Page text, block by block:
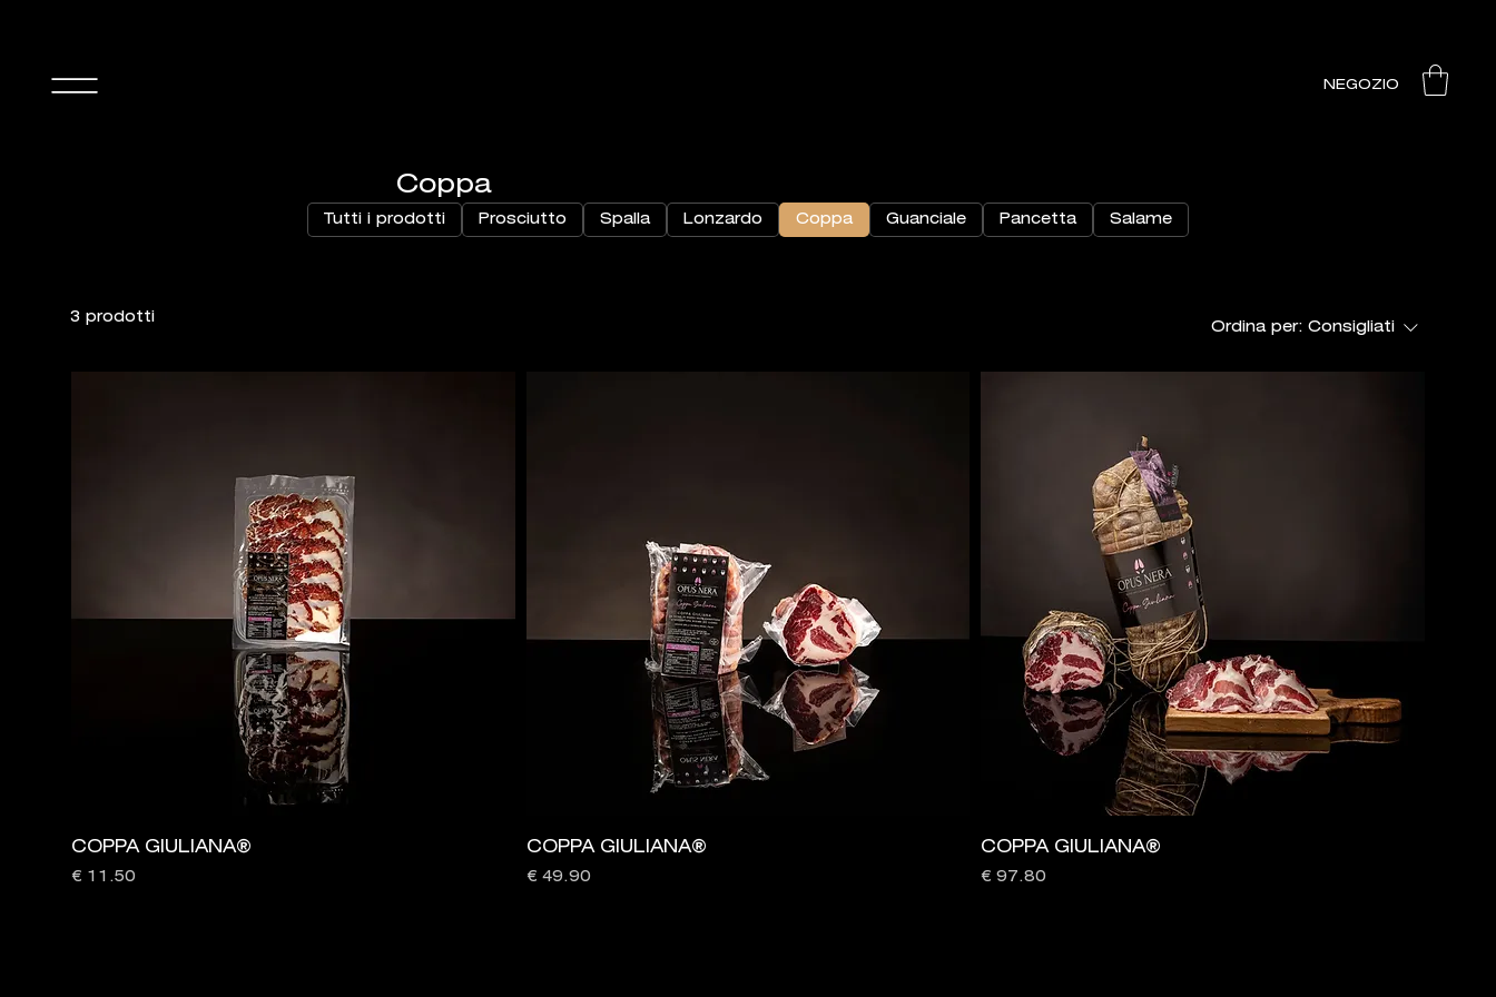
NEGOZIO
Coppa
Tutti i prodotti Prosciutto Spalla Lonzardo Coppa Guanciale Pancetta Salame
3 prodotti
Ordina per: Consigliati
COPPA GIULIANA®
Prezzo
€ 11.50
COPPA GIULIANA®
Prezzo
€ 49.90
COPPA GIULIANA®
Prezzo
€ 97.80